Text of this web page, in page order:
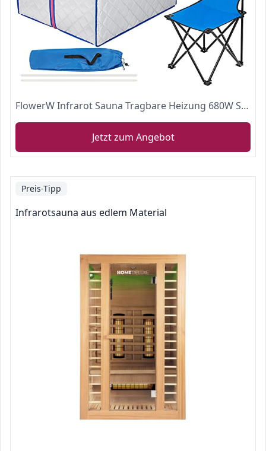
FlowerW Infrarot Sauna Tragbare Heizung 680W Sauna Box Indoor Folding Sauna Dampfkabine Personal Spa Trockene Saunaheizung
Jetzt zum Angebot
Preis-Tipp
Infrarotsauna aus edlem Material